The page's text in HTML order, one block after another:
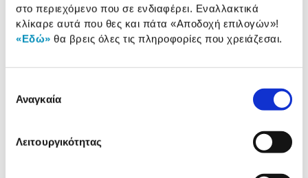
στο περιεχόμενο που σε ενδιαφέρει. Εναλλακτικά
κλίκαρε αυτά που θες και πάτα «Αποδοχή επιλογών»!
«Εδώ» θα βρεις όλες τις πληροφορίες που χρειάζεσαι.
συγκατάθεσης
Αναγκαία
Λειτουργικότητας
Συσκευασία: 1 τεμ.
Προδιαγραφές